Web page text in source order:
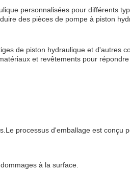
personnalisées pour différents
des pièces de pompe à piston
de piston hydraulique et d'autres
et revêtements pour
processus d'emballage est conçu
à la surface.